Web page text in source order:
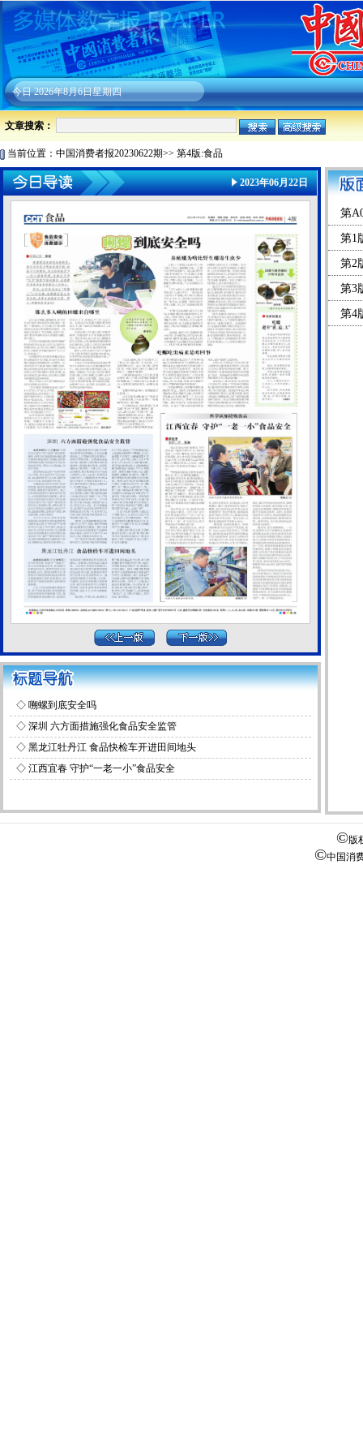
今日2026年8月6日星期四
文章搜索：
当前位置： 中国消费者报20230622期>> 第4版:食品
2023年06月22日
◇ 嗍螺到底安全吗
◇ 深圳 六方面措施强化食品安全监管
◇ 黑龙江牡丹江 食品快检车开进田间地头
◇ 江西宜春 守护“一老一小”食品安全
第
第1
第2
第3
第4
©版
©中国消